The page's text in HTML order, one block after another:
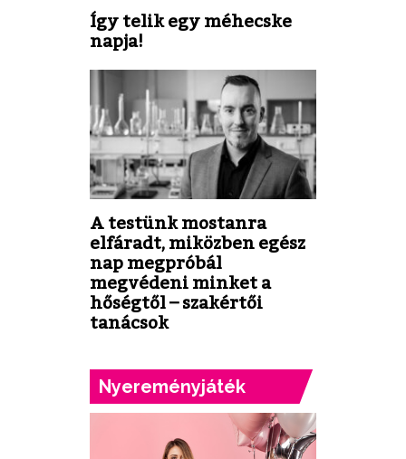
Így telik egy méhecske
napja!
A testünk mostanra
elfáradt, miközben egész
nap megpróbál
megvédeni minket a
hőségtől – szakértői
tanácsok
Nyereményjáték